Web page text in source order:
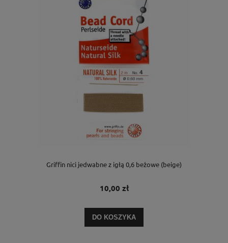
Griffin nici jedwabne z igłą 0,6 beżowe (beige)
10,00 zł
DO KOSZYKA